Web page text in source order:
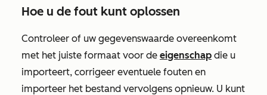
Hoe u de fout kunt oplossen
Controleer of uw gegevenswaarde overeenkomt
met het juiste formaat voor de eigenschap die u
importeert, corrigeer eventuele fouten en
importeer het bestand vervolgens opnieuw. U kunt